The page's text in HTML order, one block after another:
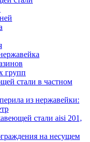
групп
стали в частном
из нержавейки:
стали aisi 201,
на несущем